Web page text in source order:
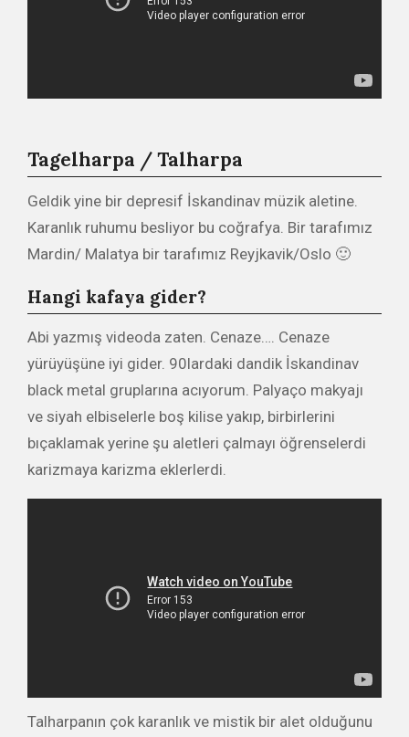
Tagelharpa / Talharpa
Geldik yine bir depresif İskandinav müzik aletine.
Karanlık ruhumu besliyor bu coğrafya. Bir tarafımız
Mardin/ Malatya bir tarafımız Reyjkavik/Oslo 🙂
Hangi kafaya gider?
Abi yazmış videoda zaten. Cenaze…. Cenaze
yürüyüşüne iyi gider. 90lardaki dandik İskandinav
black metal gruplarına acıyorum. Palyaço makyajı
ve siyah elbiselerle boş kilise yakıp, birbirlerini
bıçaklamak yerine şu aletleri çalmayı öğrenselerdi
karizmaya karizma eklerlerdi.
Talharpanın çok karanlık ve mistik bir alet olduğunu